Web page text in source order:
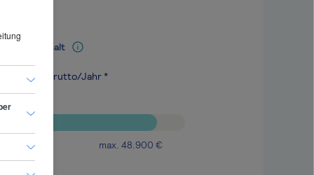
Mediangehalt
€ brutto/Jahr *
max. 48.900 €